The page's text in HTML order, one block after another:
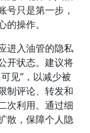
号只是第一步，
操作。
进入油管的隐私
开状态。建议将
见”，以减少被
制评论、转发和
次利用。通过细
散，保障个人隐